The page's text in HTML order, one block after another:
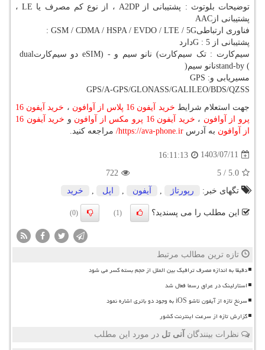
توضیحات بلوتوث : پشتیبانی از A2DP ، از نوع کم مصرف یا LE ،
پشتیبانی از AAC
فناوری‌ ارتباطی: GSM / CDMA / HSPA / EVDO / LTE / 5G
پشتیبانی از 5
G :دارد
سیم‌کارت : تک سیم‌کارت( نانو سیم و eSIM) - دو سیم‌کارت dual
stand-by (نانو سیم )
مسیریابی وGPS :
GPS/A-GPS/GLONASS/GALILEO/BDS/QZSS
جهت استعلام شرایط خرید آیفون 16 پلاس از آوافون ،
خرید آیفون 16
پرو از آوافون ، خرید آیفون 16 پرو مکس از آوافون و
خرید آیفون 16
از آوافون به آدرس https://ava-phone.ir
/ مراجعه کنید.
1403/07/11
16:11:13
5.0
/
5
722
تگهای خبر:
رپورتاژ آیفون اپل خرید
این مطلب را می پسندید؟ (1)
(0)
تازه ترین مطالب مرتبط
دقیقا به اندازه مصرف ترافیک بین الملل از حجم بسته کسر می شود
استارلینک در عراق رسما فعال شد
سرنخ تازه از آیفون تاشو iOS به وجود دو باتری اشاره نمود
گزارش تازه از سرعت اینترنت کشور
نظرات بینندگان آنی تل در مورد این مطلب